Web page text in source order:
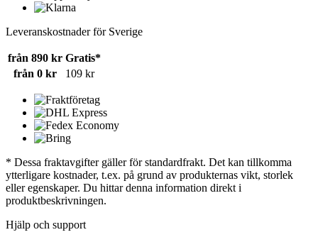
Leveranskostnader för Sverige
från 890 kr Gratis*
från 0 kr
109 kr
* Dessa fraktavgifter gäller för standardfrakt. Det kan tillkomma
ytterligare kostnader, t.ex. på grund av produkternas vikt, storlek
eller egenskaper. Du hittar denna information direkt i
produktbeskrivningen.
Hjälp och support